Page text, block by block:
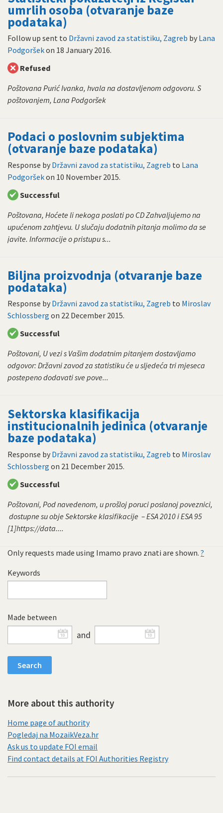
umrlih osoba (otvaranje baze
podataka)
Follow up sent to Državni zavod za statistiku, Zagreb by Lana
Podgoršekon 18 January 2016.
Refused
Poštovana Purić Ivanka, hvala na dostavljenom odgovoru. S
poštovanjem, Lana Podgoršek
Podaci o poslovnim subjektima
(otvaranje baze podataka)
Response by Državni zavod za statistiku, Zagreb to Lana
Podgoršekon 10 November 2015.
Successful
Poštovana, Hoćete li nekoga poslati po CD Zahvaljujemo na
upućenom zahtjevu. U slučaju dodatnih pitanja molimo da se
javite. Informacije o pristupu s...
Biljna proizvodnja (otvaranje baze
podataka)
Response by Državni zavod za statistiku, Zagreb to Miroslav
Schlossberg on 22 December 2015.
Successful
Poštovani, U vezi s Vašim dodatnim pitanjem dostavljamo
odgovor: Državni zavod za statistiku će u sljedeća tri mjeseca
postepeno dodavati sve pove...
Sektorska klasifikacija
institucionalnih jedinica (otvaranje
baze podataka)
Response by Državni zavod za statistiku, Zagreb to Miroslav
Schlossberg on 21 December 2015.
Successful
Poštovani, Pod navedenom, u prošloj poruci poslanoj poveznici,
dostupne su obje Sektorske klasifikacije – ESA 2010 i ESA 95
[1]https://data....
Only requests made using Imamo pravo znati are shown. ?
Keywords
Made between
and
More about this authority
Home page of authority
Pogledaj na MozaikVeza.hr
Ask us to update FOI email
Find contact details at FOI Authorities Registry